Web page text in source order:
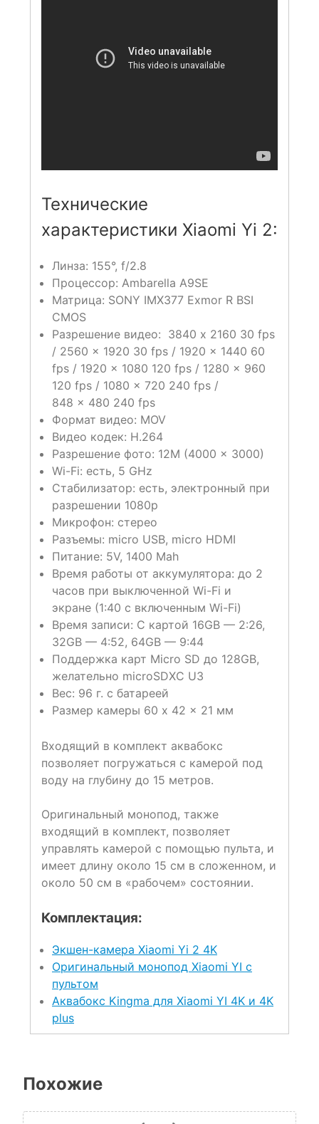
Технические
характеристики Xiaomi Yi 2:
Линза: 155°, f/2.8
Процессор: Ambarella A9SE
Матрица: SONY IMX377 Exmor R BSI
CMOS
Разрешение видео: 3840 x 2160 30 fps
/ 2560 x 1920 30 fps / 1920 x 1440 60
fps / 1920 x 1080 120 fps / 1280 x 960
120 fps / 1080 x 720 240 fps /
848 x 480 240 fps
Формат видео: MOV
Видео кодек: H.264
Разрешение фото: 12M (4000 x 3000)
Wi-Fi: есть, 5 GHz
Стабилизатор: есть, электронный при
разрешении 1080p
Микрофон: стерео
Разъемы: micro USB, micro HDMI
Питание: 5V, 1400 Mah
Время работы от аккумулятора: до 2
часов при выключенной Wi-Fi и
экране (1:40 c включенным Wi-Fi)
Время записи: С картой 16GB — 2:26,
32GB — 4:52, 64GB — 9:44
Поддержка карт Micro SD до 128GB,
желательно microSDXC U3
Вес: 96 г. с батареей
Размер камеры 60 x 42 x 21 мм
Входящий в комплект аквабокс
позволяет погружаться с камерой под
воду на глубину до 15 метров.
Оригинальный монопод, также
входящий в комплект, позволяет
управлять камерой с помощью пульта, и
имеет длину около 15 см в сложенном, и
около 50 см в «рабочем» состоянии.
Комплектация:
Экшен-камера Xiaomi Yi 2 4K
Оригинальный монопод Xiaomi YI с
пультом
Аквабокс Kingma для Xiaomi YI 4K и 4K
plus
Похожие